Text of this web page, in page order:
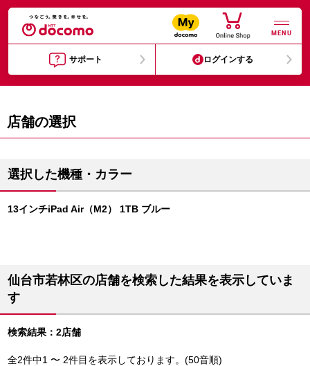
MENU
サポート ログインする
店舗の選択
選択した機種・カラー
13インチiPad Air（M2） 1TB ブルー
仙台市若林区の店舗を検索した結果を表示していま
す
検索結果：2店舗
全2件中1 〜 2件目を表示しております。(50音順)